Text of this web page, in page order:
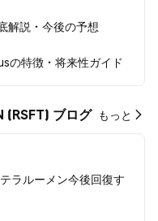
解説・今後の予想
の特徴・将来性ガイド
(RSFT) ブログ もっと
ラルーメン今後回復す